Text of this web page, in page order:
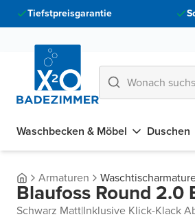
Tiefstpreisgarantie
Waschbecken & Möbel Duschen
Armaturen
Blaufoss Round 2.0
Schwarz Matt|Inklusive Klick-Klack